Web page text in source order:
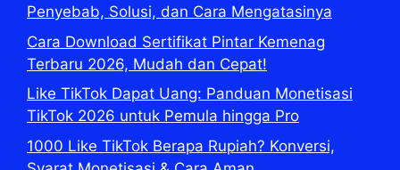
Penyebab, Solusi, dan Cara Mengatasinya
Cara Download Sertifikat Pintar Kemenag
Terbaru 2026, Mudah dan Cepat!
Like TikTok Dapat Uang: Panduan Monetisasi
TikTok 2026 untuk Pemula hingga Pro
1000 Like TikTok Berapa Rupiah? Konversi,